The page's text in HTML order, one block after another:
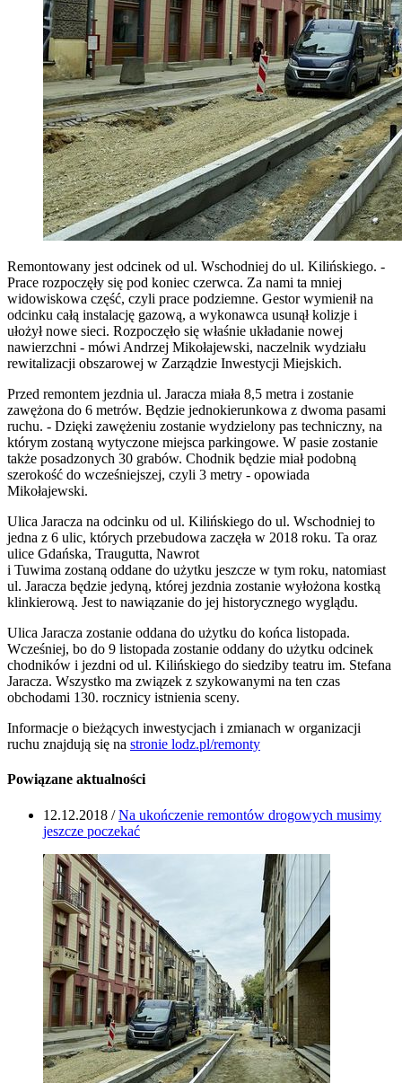
Remontowany jest odcinek od ul. Wschodniej do ul. Kilińskiego. -
Prace rozpoczęły się pod koniec czerwca. Za nami ta mniej
widowiskowa część, czyli prace podziemne. Gestor wymienił na
odcinku całą instalację gazową, a wykonawca usunął kolizje i
ułożył nowe sieci. Rozpoczęło się właśnie układanie nowej
nawierzchni - mówi Andrzej Mikołajewski, naczelnik wydziału
rewitalizacji obszarowej w Zarządzie Inwestycji Miejskich.
Przed remontem jezdnia ul. Jaracza miała 8,5 metra i zostanie
zawężona do 6 metrów. Będzie jednokierunkowa z dwoma pasami
ruchu. - Dzięki zawężeniu zostanie wydzielony pas techniczny, na
którym zostaną wytyczone miejsca parkingowe. W pasie zostanie
także posadzonych 30 grabów. Chodnik będzie miał podobną
szerokość do wcześniejszej, czyli 3 metry - opowiada
Mikołajewski.
Ulica Jaracza na odcinku od ul. Kilińskiego do ul. Wschodniej to
jedna z 6 ulic, których przebudowa zaczęła w 2018 roku. Ta oraz
ulice Gdańska, Traugutta, Nawrot
i Tuwima zostaną oddane do użytku jeszcze w tym roku, natomiast
ul. Jaracza będzie jedyną, której jezdnia zostanie wyłożona kostką
klinkierową. Jest to nawiązanie do jej historycznego wyglądu.
Ulica Jaracza zostanie oddana do użytku do końca listopada.
Wcześniej, bo do 9 listopada zostanie oddany do użytku odcinek
chodników i jezdni od ul. Kilińskiego do siedziby teatru im. Stefana
Jaracza. Wszystko ma związek z szykowanymi na ten czas
obchodami 130. rocznicy istnienia sceny.
Informacje o bieżących inwestycjach i zmianach w organizacji
ruchu znajdują się na stronie lodz.pl/remonty
Powiązane aktualności
12.12.2018 /Na ukończenie remontów drogowych musimy
jeszcze poczekać